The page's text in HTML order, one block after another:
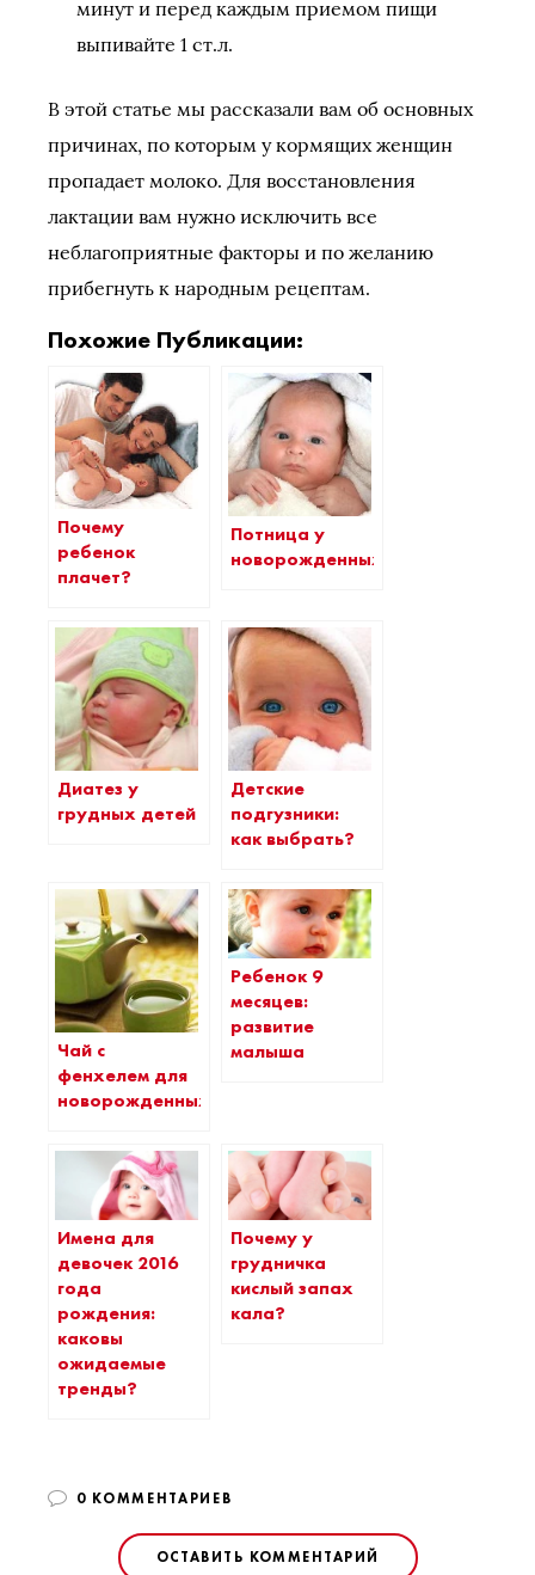
минут и перед каждым приемом пищи
выпивайте 1 ст.л.
В этой статье мы рассказали вам об основных
причинах, по которым у кормящих женщин
пропадает молоко. Для восстановления
лактации вам нужно исключить все
неблагоприятные факторы и по желанию
прибегнуть к народным рецептам.
Похожие Публикации:
Почему
ребенок
плачет?
Потница у
новорожденных
Диатез у
грудных детей
Детские
подгузники:
как выбрать?
Чай с
фенхелем для
новорожденных
Ребенок 9
месяцев:
развитие
малыша
Имена для
девочек 2016
года
рождения:
каковы
ожидаемые
тренды?
Почему у
грудничка
кислый запах
кала?
0 КОММЕНТАРИЕВ
ОСТАВИТЬ КОММЕНТАРИЙ